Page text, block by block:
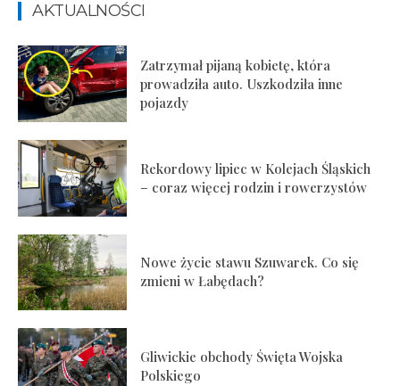
AKTUALNOŚCI
Zatrzymał pijaną kobietę, która
prowadziła auto. Uszkodziła inne
pojazdy
Rekordowy lipiec w Kolejach Śląskich
– coraz więcej rodzin i rowerzystów
Nowe życie stawu Szuwarek. Co się
zmieni w Łabędach?
Gliwickie obchody Święta Wojska
Polskiego